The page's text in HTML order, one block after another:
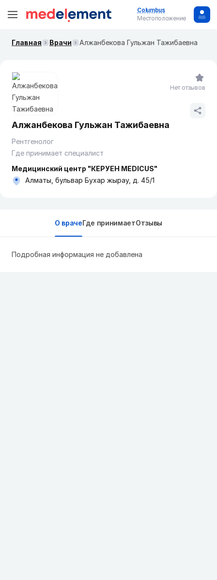
Columbus
Местоположение
Главная Врачи Алжанбекова Гульжан Тажибаевна
Алжанбекова Гульжан Тажибаевна
Рентгенолог
Где принимает специалист
Медицинский центр "КЕРУЕН MEDICUS"
Алматы, бульвар Бухар жырау, д. 45/1
Нет отзывов
О врачеГде принимаетОтзывы
Подробная информация не добавлена